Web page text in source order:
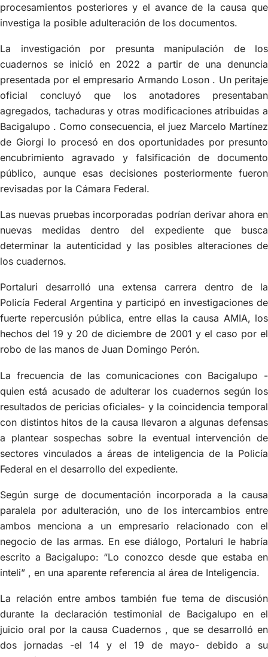
procesamientos posteriores y el avance de la causa que
investiga la posible adulteración de los documentos.
La investigación por presunta manipulación de los
cuadernos se inició en 2022 a partir de una denuncia
presentada por el empresario Armando Loson . Un peritaje
oficial concluyó que los anotadores presentaban
agregados, tachaduras y otras modificaciones atribuidas a
Bacigalupo . Como consecuencia, el juez Marcelo Martínez
de Giorgi lo procesó en dos oportunidades por presunto
encubrimiento agravado y falsificación de documento
público, aunque esas decisiones posteriormente fueron
revisadas por la Cámara Federal.
Las nuevas pruebas incorporadas podrían derivar ahora en
nuevas medidas dentro del expediente que busca
determinar la autenticidad y las posibles alteraciones de
los cuadernos.
Portaluri desarrolló una extensa carrera dentro de la
Policía Federal Argentina y participó en investigaciones de
fuerte repercusión pública, entre ellas la causa AMIA, los
hechos del 19 y 20 de diciembre de 2001 y el caso por el
robo de las manos de Juan Domingo Perón.
La frecuencia de las comunicaciones con Bacigalupo -
quien está acusado de adulterar los cuadernos según los
resultados de pericias oficiales- y la coincidencia temporal
con distintos hitos de la causa llevaron a algunas defensas
a plantear sospechas sobre la eventual intervención de
sectores vinculados a áreas de inteligencia de la Policía
Federal en el desarrollo del expediente.
Según surge de documentación incorporada a la causa
paralela por adulteración, uno de los intercambios entre
ambos menciona a un empresario relacionado con el
negocio de las armas. En ese diálogo, Portaluri le habría
escrito a Bacigalupo: “Lo conozco desde que estaba en
inteli” , en una aparente referencia al área de Inteligencia.
La relación entre ambos también fue tema de discusión
durante la declaración testimonial de Bacigalupo en el
juicio oral por la causa Cuadernos , que se desarrolló en
dos jornadas -el 14 y el 19 de mayo- debido a su